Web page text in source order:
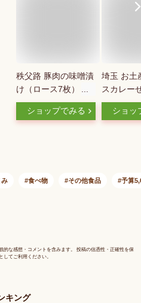
秩父路 豚肉の味噌漬
け（ロース7枚）
【産直グルメ】[秩父
土産 豚 みそ漬 バー
ショップでみる
埼玉 お土
スカレー
100g 草
草加 せ
ショッ
み 食べ物 その他食品 予算
的な感想・コメントを含みます。 投稿の信憑性・正確性を保
てご利用ください。
キング